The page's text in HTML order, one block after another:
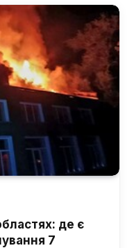
де є
7